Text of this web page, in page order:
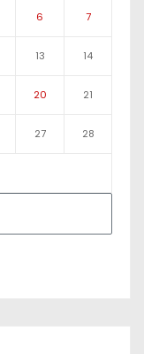
6 7
13 14
20 21
27 28